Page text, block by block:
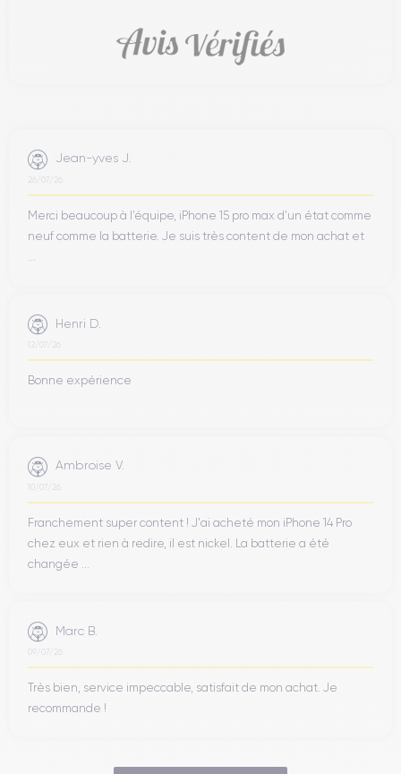
Jean-yves J.
26/07/26
Merci beaucoup à l’équipe, iPhone 15 pro max d’un état comme
neuf comme la batterie. Je suis très content de mon achat et
Henri D.
12/07/26
Bonne expérience
Ambroise V.
10/07/26
Franchement super content ! J'ai acheté mon iPhone 14 Pro
chez eux et rien à redire, il est nickel. La batterie a été
changée ...
Marc B.
09/07/26
Très bien, service impeccable, satisfait de mon achat. Je
recommande !